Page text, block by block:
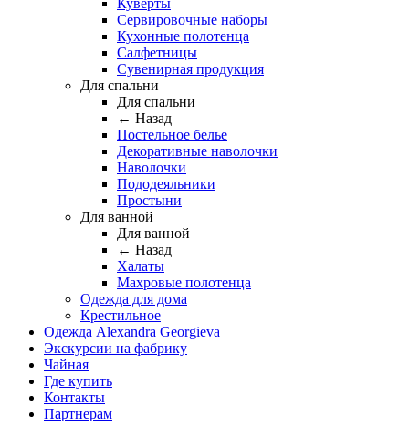
Куверты
Сервировочные наборы
Кухонные полотенца
Салфетницы
Сувенирная продукция
Для спальни
Для спальни
← Назад
Постельное белье
Декоративные наволочки
Наволочки
Пододеяльники
Простыни
Для ванной
Для ванной
← Назад
Халаты
Махровые полотенца
Одежда для дома
Крестильное
Одежда Alexandra Georgieva
Экскурсии на фабрику
Чайная
Где купить
Контакты
Партнерам